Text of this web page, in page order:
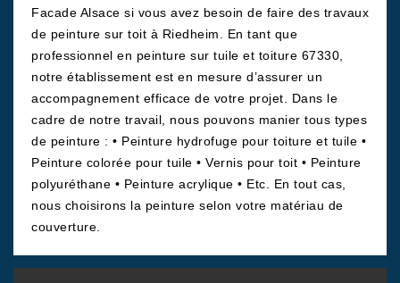
Facade Alsace si vous avez besoin de faire des travaux
de peinture sur toit à Riedheim. En tant que
professionnel en peinture sur tuile et toiture 67330,
notre établissement est en mesure d’assurer un
accompagnement efficace de votre projet. Dans le
cadre de notre travail, nous pouvons manier tous types
de peinture : • Peinture hydrofuge pour toiture et tuile •
Peinture colorée pour tuile • Vernis pour toit • Peinture
polyuréthane • Peinture acrylique • Etc. En tout cas,
nous choisirons la peinture selon votre matériau de
couverture.